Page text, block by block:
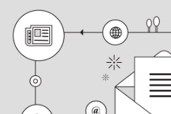
최고의 제조 인프라와 해외기술 합작으로